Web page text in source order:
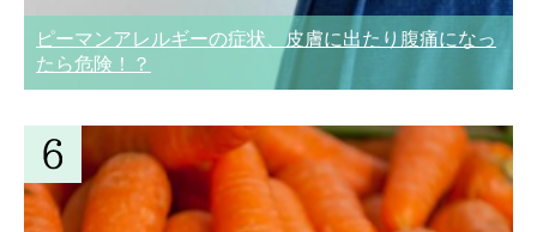
ピーマンアレルギーの症状、皮膚に出たり腹痛になっ
たら危険！？